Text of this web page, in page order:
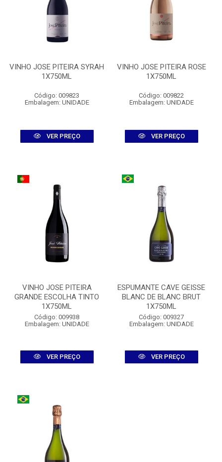
VINHO JOSE PITEIRA SYRAH
1X750ML
Código: 009823
Embalagem: UNIDADE
VER PREÇO
VINHO JOSE PITEIRA ROSE
1X750ML
Código: 009822
Embalagem: UNIDADE
VER PREÇO
VINHO JOSE PITEIRA
GRANDE ESCOLHA TINTO
1X750ML
Código: 009938
Embalagem: UNIDADE
VER PREÇO
ESPUMANTE CAVE GEISSE
BLANC DE BLANC BRUT
1X750ML
Código: 009327
Embalagem: UNIDADE
VER PREÇO